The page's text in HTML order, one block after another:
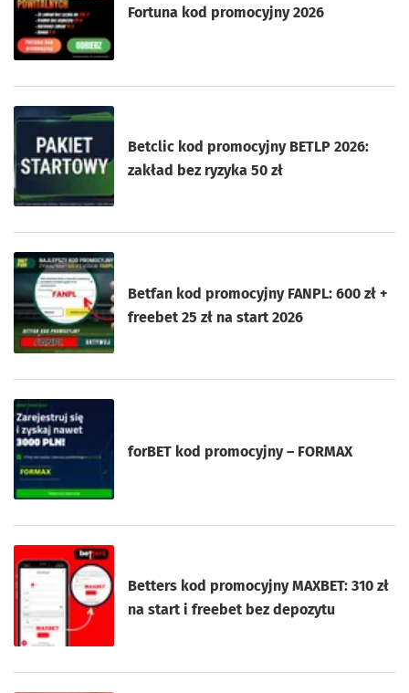
Fortuna kod promocyjny 2026
Betclic kod promocyjny BETLP 2026:
zakład bez ryzyka 50 zł
Betfan kod promocyjny FANPL: 600 zł +
freebet 25 zł na start 2026
forBET kod promocyjny – FORMAX
Betters kod promocyjny MAXBET: 310 zł
na start i freebet bez depozytu